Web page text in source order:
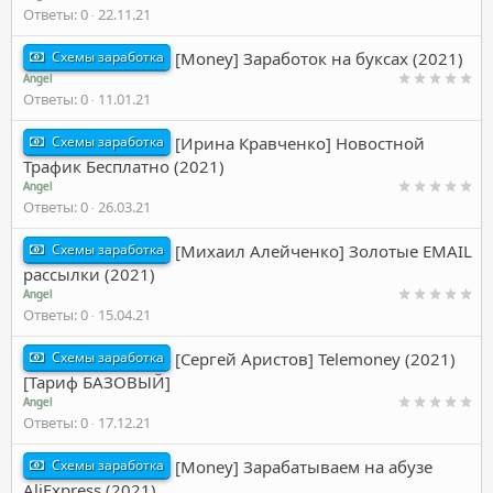
Ответы 0 22.11.21
Схемы заработка [Money] Заработок на буксах (2021)
Angel
Ответы 0 11.01.21
Схемы заработка
[Ирина Кравченко] Новостной
Трафик Бесплатно (2021)
Angel
Ответы 0 26.03.21
Схемы заработка
[Михаил Алейченко] Золотые EMAIL
рассылки (2021)
Angel
Ответы 0 15.04.21
Схемы заработка
[Сергей Аристов] Telemoney (2021)
[Тариф БАЗОВЫЙ]
Angel
Ответы 0 17.12.21
Схемы заработка
[Money] Зарабатываем на абузе